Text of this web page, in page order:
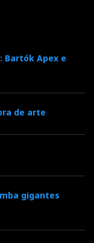
Bartók Apex e
de arte
gigantes